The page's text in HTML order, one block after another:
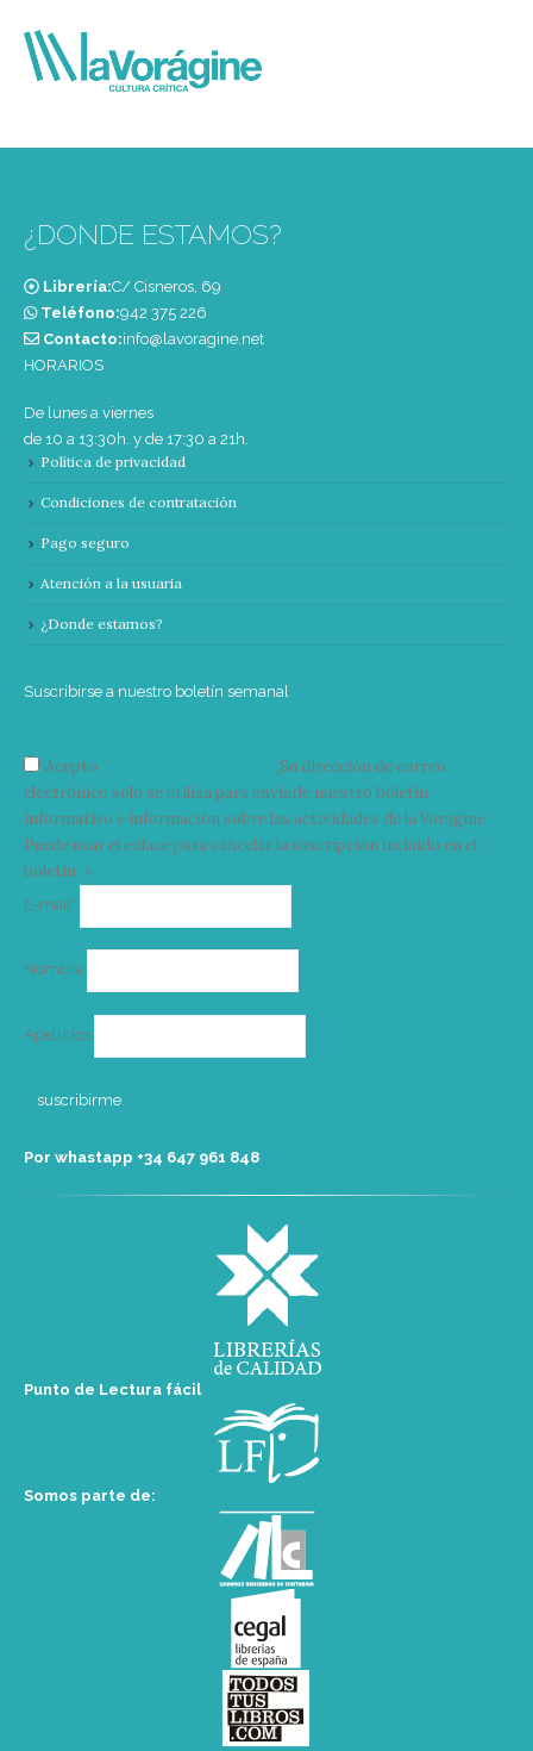
¿DONDE ESTAMOS?
Librería:C/ Cisneros, 69
Teléfono:‭942 375 226‬
Contacto:info@lavoragine.net
HORARIOS
De lunes a viernes
de 10 a 13:30h. y de 17:30 a 21h.
Política de privacidad
Condiciones de contratación
Pago seguro
Atención a la usuaria
¿Donde estamos?
Suscribirse a nuestro boletín semanal
Acepto
Su dirección de correo
electrónico solo se utiliza para enviarle nuestro boletín
informativo e información sobre las actividades de la Vorágine.
Puede usar el enlace para cancelar la suscripción incluido en el
boletín. >
E-mail*
Nombre
Apellidos
Por whastapp +34 ‭647 961 848‬
Punto de Lectura fácil
Somos parte de: